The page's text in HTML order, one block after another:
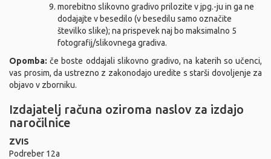
morebitno slikovno gradivo prilozite v jpg.-ju in ga ne
dodajajte v besedilo (v besedilu samo označite
številko slike); na prispevek naj bo maksimalno 5
fotografij/slikovnega gradiva.
Opomba: če boste oddajali slikovno gradivo, na katerih so učenci,
vas prosim, da ustrezno z zakonodajo uredite s starši dovoljenje za
objavo v zborniku.
Izdajatelj računa oziroma naslov za izdajo
naročilnice
ZVIS
Podreber 12a